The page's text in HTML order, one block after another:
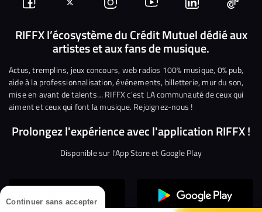
Continuer sans accepter
Suivez-
nous
Facebook
Suivez-
nous
sur
Twitter
Nous
rejoindre
sur
Instagram
Nous
rejoindre
sur
YouTube
Nous
rejoindre
sur
Linkedin
Nous
RIFFX l’écosystème du Crédit Mutuel dédié aux
artistes et aux fans de musique.
Actus, tremplins, jeux concours, web radios 100% musique, 0% pub,
aide à la professionnalisation, événements, billetterie, mur du son,
mise en avant de talents… RIFFX c’est LA communauté de ceux qui
aiment et ceux qui font la musique. Rejoignez-nous !
Prolongez l'expérience avec l'application RIFFX !
Disponible sur l'App Store et Google Play